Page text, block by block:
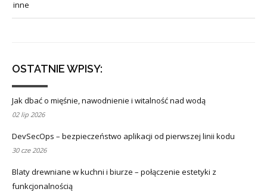
inne
OSTATNIE WPISY:
Jak dbać o mięśnie, nawodnienie i witalność nad wodą
02 lip 2026
DevSecOps – bezpieczeństwo aplikacji od pierwszej linii kodu
30 cze 2026
Blaty drewniane w kuchni i biurze – połączenie estetyki z
funkcjonalnością